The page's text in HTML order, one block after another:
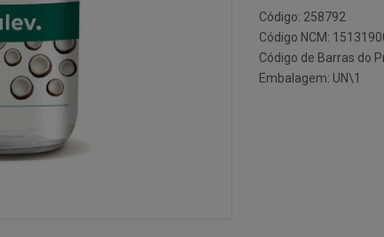
Código: 258792
Código NCM:
Código de Barras do
Embalagem: UN\1